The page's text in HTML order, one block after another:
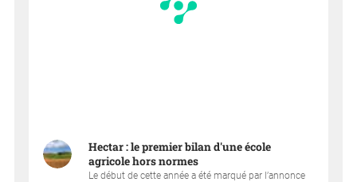
Hectar : le premier bilan d'une école
agricole hors normes
Le début de cette année a été marqué par l’annonce